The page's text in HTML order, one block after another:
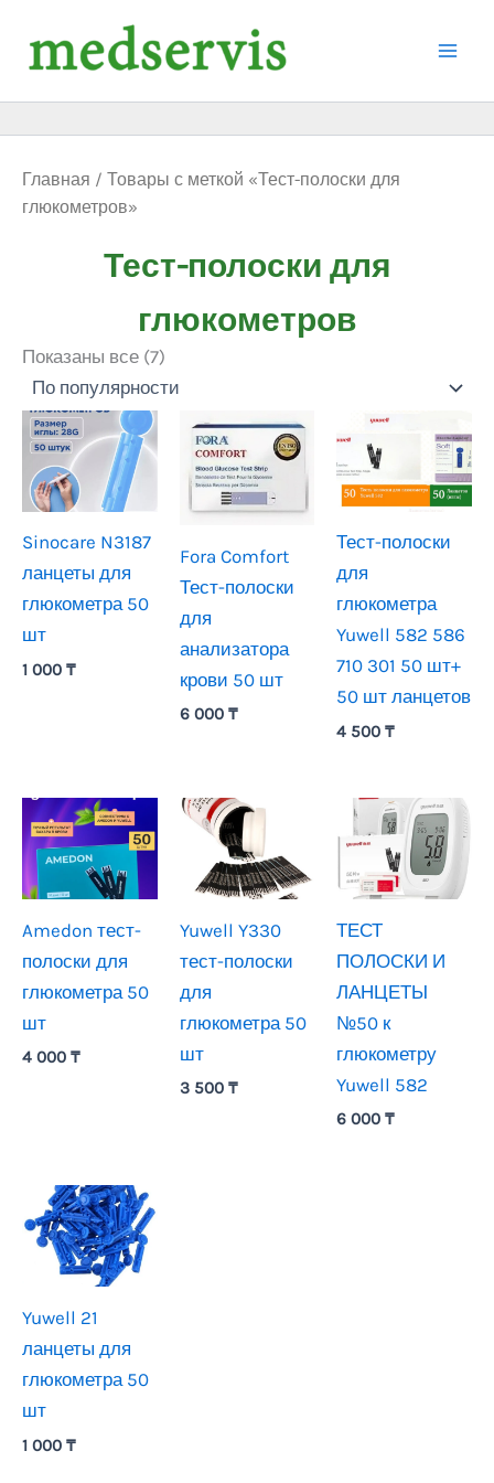
содержимому
Главная / Товары с меткой «Тест-полоски для
глюкометров»
Тест-полоски для
глюкометров
Показаны все (7)
популярности
Sinocare N3187
ланцеты для
глюкометра 50
шт
1 000 ₸
Fora Comfort
Тест-полоски
для
анализатора
крови 50 шт
6 000 ₸
Тест-полоски
для
глюкометра
Yuwell 582 586
710 301 50 шт+
50 шт ланцетов
4 500₸
Amedon тест-
полоски для
глюкометра 50
шт
4 000 ₸
Yuwell Y330
тест-полоски
для
глюкометра 50
шт
3 500 ₸
ТЕСТ
ПОЛОСКИ И
ЛАНЦЕТЫ
№50 к
глюкометру
Yuwell 582
6 000₸
Yuwell 21
ланцеты для
глюкометра 50
шт
1 000 ₸